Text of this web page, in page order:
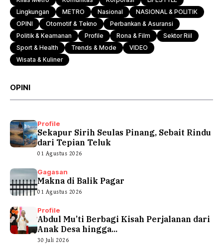
Lingkungan
METRO Nasional
NASIONAL & POLITIK
OPINI
Otomotif & Tekno
Perbankan & Asuransi
Politik & Keamanan
Profile Rona & Film
Sektor Riil
Sport & Health
Trends & Mode
VIDEO
Wisata & Kuliner
OPINI
Profile
Sekapur Sirih Seulas Pinang, Sebait Rindu
dari Tepian Teluk
01 Agustus 2026
Gagasan
Makna di Balik Pagar
01 Agustus 2026
Profile
Abdul Mu’ti Berbagi Kisah Perjalanan dari
Anak Desa hingga...
30 Juli 2026